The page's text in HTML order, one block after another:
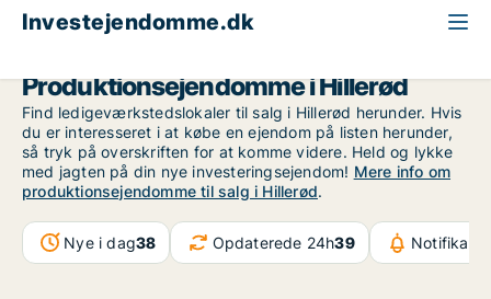
Investejendomme.dk
Produktionsejendomme i Hillerød
Find ledigeværkstedslokaler til salg i Hillerød herunder. Hvis
du er interesseret i at købe en ejendom på listen herunder,
så tryk på overskriften for at komme videre. Held og lykke
med jagten på din nye investeringsejendom! Mere info om
produktionsejendomme til salg i Hillerød.
Nye i dag38 Opdaterede 24h39